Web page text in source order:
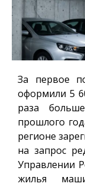
За первое
оформили 5
раза
прошлого
регионе
на запрос
Управлении
жилья